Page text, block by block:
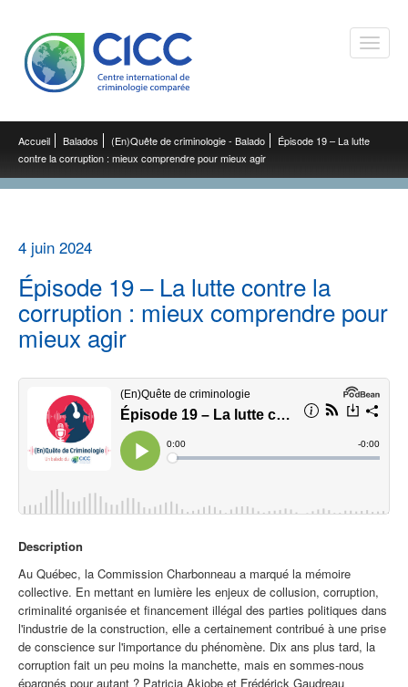
Toggle
Accueil Balados (En)Quête de criminologie - Balado
Épisode 19 – La lutte
contre la corruption : mieux comprendre pour mieux agir
4 juin 2024
Épisode 19 – La lutte contre la
corruption : mieux comprendre pour
mieux agir
Description
Au Québec, la Commission Charbonneau a marqué la mémoire
collective. En mettant en lumière les enjeux de collusion, corruption,
criminalité organisée et financement illégal des parties politiques dans
l'industrie de la construction, elle a certainement contribué à une prise
de conscience sur l'importance du phénomène. Dix ans plus tard, la
corruption fait un peu moins la manchette, mais en sommes-nous
épargnés pour autant ? Patricia Akiobe et Frédérick Gaudreau